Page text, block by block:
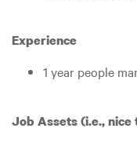
Experience
1 year people
Job Assets (i.e.,